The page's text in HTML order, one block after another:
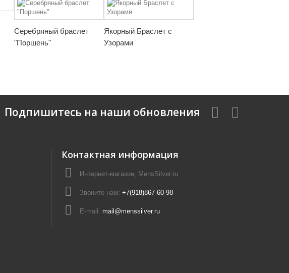
Серебряный браслет
"Поршень"
Якорный Браслет с
Узорами
Подпишитесь на наши обновления
Контактная информация
Интернет-магазин, MensSilver.ru
Звоните нам: +7(918)867-60-98
E-mail: mail@menssilver.ru